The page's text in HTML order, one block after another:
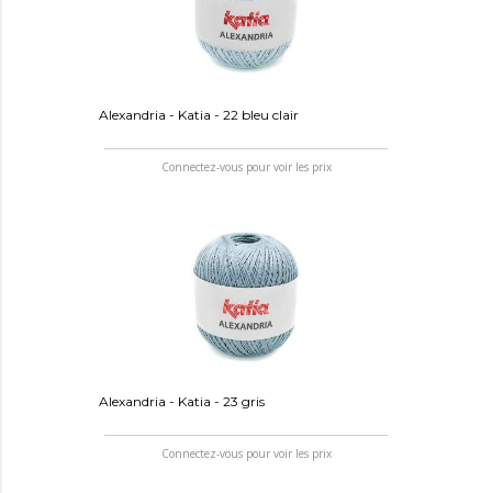
Alexandria - Katia - 22 bleu clair
Connectez-vous pour voir les prix
Alexandria - Katia - 23 gris
Connectez-vous pour voir les prix